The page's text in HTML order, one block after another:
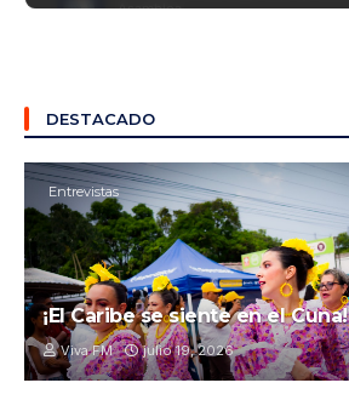
DESTACADO
Entrevistas
¡El Caribe se siente en el Cuna!
Viva FM julio 19, 2026